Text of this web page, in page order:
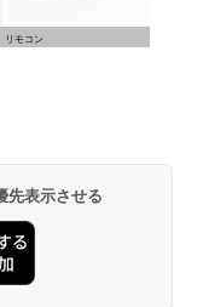
リモコン
先表示させる